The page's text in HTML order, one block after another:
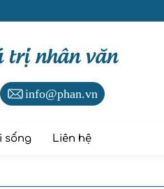
trị nhân văn
info@phan.vn
sống Liên hệ